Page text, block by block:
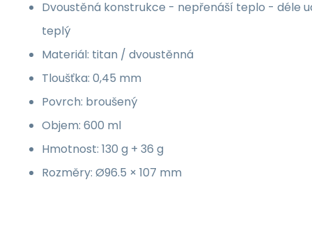
Dvoustěná konstrukce - nepřenáší teplo - déle
teplý
Materiál: titan / dvoustěnná
Tloušťka: 0,45 mm
Povrch: broušený
Objem: 600 ml
Hmotnost: 130 g + 36 g
Rozměry: Ø96.5 × 107 mm